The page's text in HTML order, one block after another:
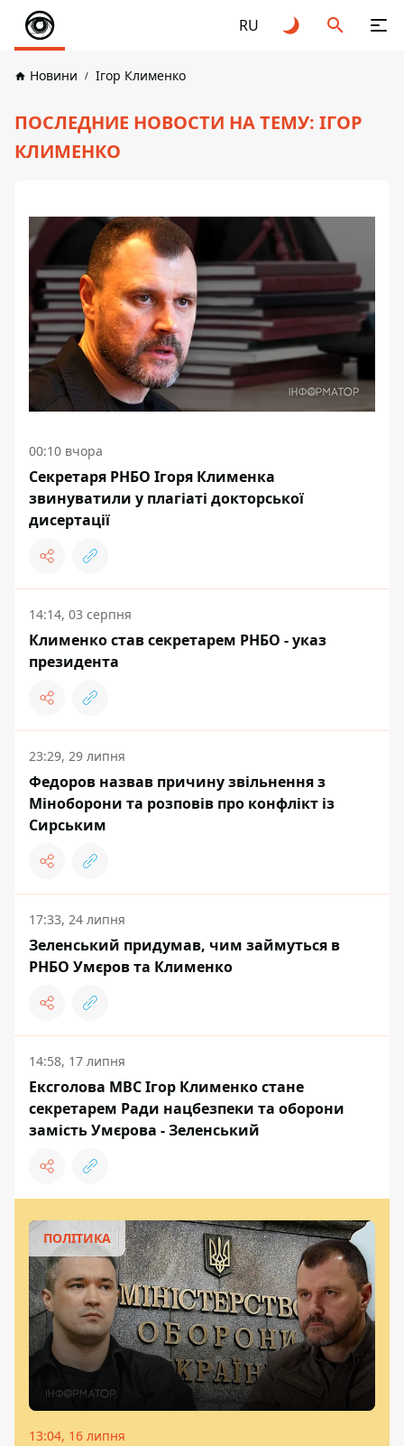
RU
Новини Ігор Клименко
ПОСЛЕДНИЕ НОВОСТИ НА ТЕМУ: ІГОР
КЛИМЕНКО
00:10 вчора
Секретаря РНБО Ігоря Клименка
звинуватили у плагіаті докторської
дисертації
14:14, 03 серпня
Клименко став секретарем РНБО - указ
президента
23:29, 29 липня
Федоров назвав причину звільнення з
Міноборони та розповів про конфлікт із
Сирським
17:33, 24 липня
Зеленський придумав, чим займуться в
РНБО Умєров та Клименко
14:58, 17 липня
Ексголова МВС Ігор Клименко стане
секретарем Ради нацбезпеки та оборони
замість Умєрова - Зеленський
ПОЛІТИКА
13:04, 16 липня